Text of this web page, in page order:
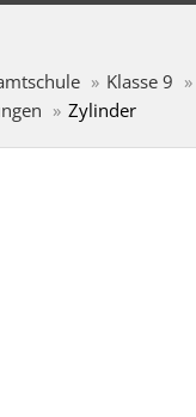
Klasse 9
Zylinder